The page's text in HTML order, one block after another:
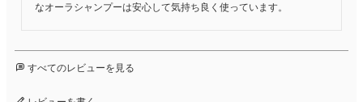
なオーラシャンプーは安心して気持ち良く使っています。
すべてのレビューを見る